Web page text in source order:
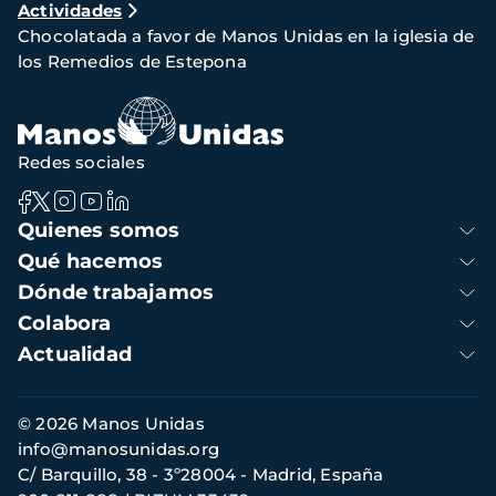
de
navegación
Actividades
Chocolatada a favor de Manos Unidas en la iglesia de
los Remedios de Estepona
Navegación
principal
Quienes somos
Qué hacemos
Dónde trabajamos
Colabora
Actualidad
Redes sociales
Información
de
contacto
© 2026 Manos Unidas
C/ Barquillo, 38 - 3º28004 - Madrid, España
info@manosunidas.org